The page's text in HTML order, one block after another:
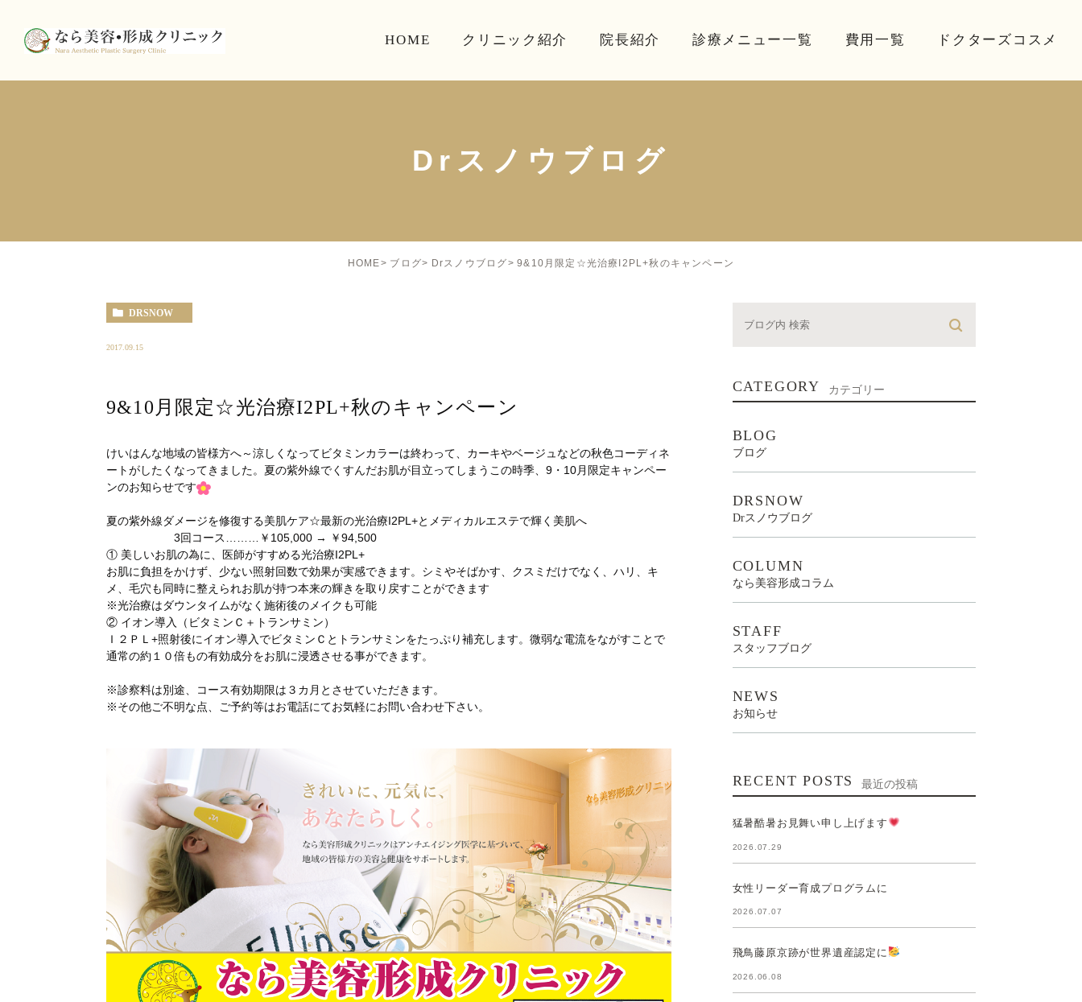
HOME クリニック紹介 院長紹介 診療メニュー一覧 費用一覧 ドクターズコスメ
Drスノウブログ
HOME ブログ Drスノウブログ 9&10月限定☆光治療I2PL+秋のキャンペーン
DRSNOW
2017.09.15
9&10月限定☆光治療I2PL+秋のキャンペーン
けいはんな地域の皆様方へ～涼しくなってビタミンカラーは終わって、カーキやベージュなどの秋色コーディネ
ートがしたくなってきました。夏の紫外線でくすんだお肌が目立ってしまうこの時季、9・10月限定キャンペー
ンのお知らせです
夏の紫外線ダメージを修復する美肌ケア☆最新の光治療I2PL+とメディカルエステで輝く美肌へ
3回コース………￥105,000 → ￥94,500
① 美しいお肌の為に、医師がすすめる光治療I2PL+
お肌に負担をかけず、少ない照射回数で効果が実感できます。シミやそばかす、クスミだけでなく、ハリ、キ
メ、毛穴も同時に整えられお肌が持つ本来の輝きを取り戻すことができます
※光治療はダウンタイムがなく施術後のメイクも可能
② イオン導入（ビタミンＣ＋トランサミン）
Ｉ２ＰＬ+照射後にイオン導入でビタミンＣとトランサミンをたっぷり補充します。微弱な電流をながすことで
通常の約１０倍もの有効成分をお肌に浸透させる事ができます。
※診察料は別途、コース有効期限は３カ月とさせていただきます。
※その他ご不明な点、ご予約等はお電話にてお気軽にお問い合わせ下さい。
CATEGORY カテゴリー
BLOG
ブログ
DRSNOW
Drスノウブログ
COLUMN
なら美容形成コラム
STAFF
スタッフブログ
NEWS
お知らせ
RECENT POSTS 最近の投稿
猛暑酷暑お見舞い申し上げます
2026.07.29
女性リーダー育成プログラムに
2026.07.07
飛鳥藤原京跡が世界遺産認定に
2026.06.08